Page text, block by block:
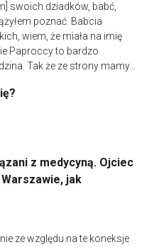
swoich dziadków, babć,
poznać. Babcia
wiem, że miała na imię
Paproccy to bardzo
Tak że ze strony mamy…
z medycyną. Ojciec
jak
ze względu na te koneksje